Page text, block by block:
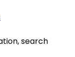
search